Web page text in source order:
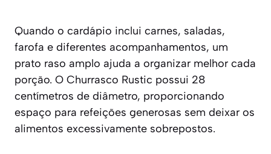
Quando o cardápio inclui carnes, saladas,
farofa e diferentes acompanhamentos, um
prato raso amplo ajuda a organizar melhor cada
porção. O Churrasco Rustic possui 28
centímetros de diâmetro, proporcionando
espaço para refeições generosas sem deixar os
alimentos excessivamente sobrepostos.